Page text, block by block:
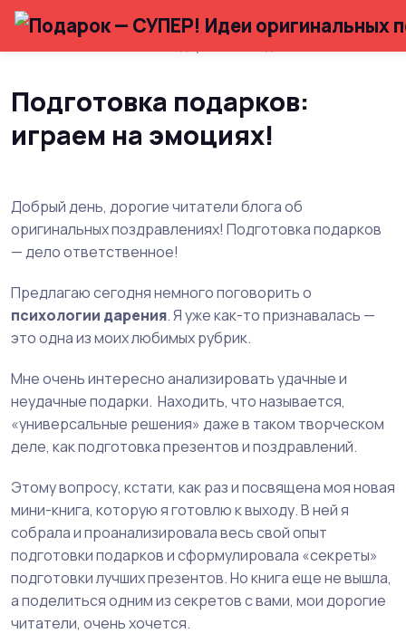
Подготовка подарков:
играем на эмоциях!
Добрый день, дорогие читатели блога об
оригинальных поздравлениях! Подготовка подарков
— дело ответственное!
Предлагаю сегодня немного поговорить о
психологии дарения. Я уже как-то признавалась —
это одна из моих любимых рубрик.
Мне очень интересно анализировать удачные и
неудачные подарки. Находить, что называется,
«универсальные решения» даже в таком творческом
деле, как подготовка презентов и поздравлений.
Этому вопросу, кстати, как раз и посвящена моя новая
мини-книга, которую я готовлю к выходу. В ней я
собрала и проанализировала весь свой опыт
подготовки подарков и сформулировала «секреты»
подготовки лучших презентов. Но книга еще не вышла,
а поделиться одним из секретов с вами, мои дорогие
читатели, очень хочется.